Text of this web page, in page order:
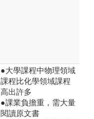
●大學課程中物理領域
課程比化學領域課程
高出許多
●課業負擔重，需大量
閱讀原文書